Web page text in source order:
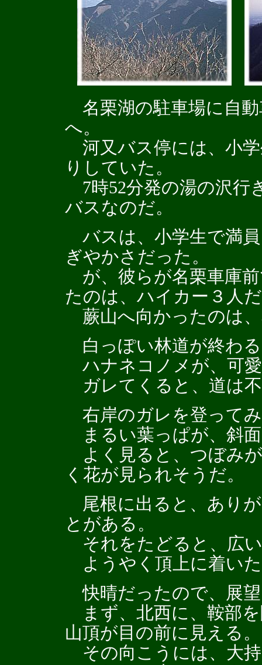
名栗湖の駐車場に自
へ。
河又バス停には、小
りしていた。
7時52分発の湯の沢行
バスなのだ。
バスは、小学生で満
ぎやかさだった。
が、彼らが名栗車庫
たのは、ハイカー３人
蕨山へ向かったのは
白っぽい林道が終わ
ハナネコノメが、可
ガレてくると、道は
右岸のガレを登って
まるい葉っぱが、斜
よく見ると、つぼみ
く花が見られそうだ。
尾根に出ると、あり
とがある。
それをたどると、広
ようやく頂上に着い
快晴だったので、展
まず、北西に、鞍部
山頂が目の前に見える。
その向こうには、大